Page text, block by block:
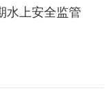
水上安全监管